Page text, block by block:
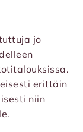
jo
erittäin
niin